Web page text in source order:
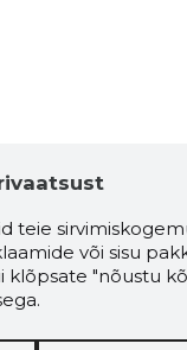
mälk
suvitada,puhas vesi
teie
või sisu
klõpsate "nõustu